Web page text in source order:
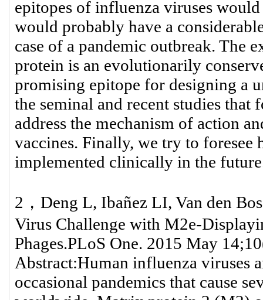
epitopes of influenza viruses
would probably have a
case of a pandemic outbreak. The
protein is an evolutionarily
promising epitope for designing a
the seminal and recent studies that
address the mechanism of action
vaccines. Finally, we try to foresee
implemented clinically in the
2，Deng L, Ibañez LI, Van den
Virus Challenge with M2e-
Phages.PLoS One. 2015 May
Abstract:Human influenza viruses
occasional pandemics that cause